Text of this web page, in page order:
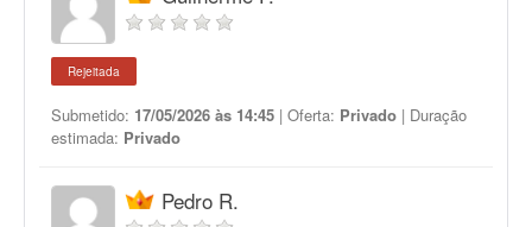
Rejeitada
Submetido: 17/05/2026 às 14:45 | Oferta: Privado | Duração
estimada: Privado
Pedro R.